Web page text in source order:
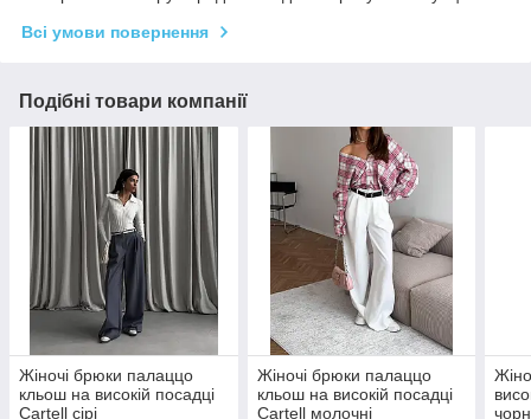
Всі умови повернення
Подібні товари компанії
Жіночі брюки палаццо
кльош на високій посадці
Cartell сірі
Жіночі брюки палаццо
кльош на високій посадці
Cartell молочні